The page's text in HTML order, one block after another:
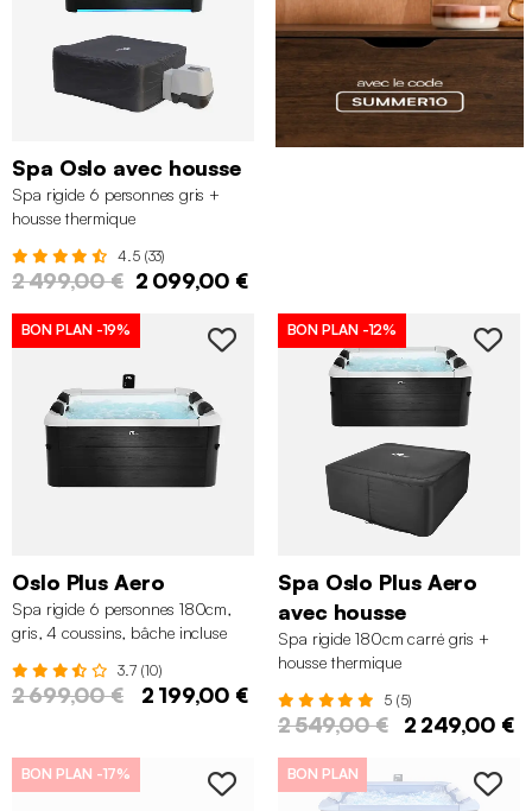
Spa Oslo avec housse
Spa rigide 6 personnes gris +
housse thermique
4.5 (33)
2 499,00 € 2 099,00 €
BON PLAN -19%
Oslo Plus Aero
Spa rigide 6 personnes 180cm,
gris, 4 coussins, bâche incluse
3.7 (10)
2 699,00 € 2 199,00 €
BON PLAN -12%
Spa Oslo Plus Aero
avec housse
Spa rigide 180cm carré gris +
housse thermique
5 (5)
2 549,00 € 2 249,00 €
BON PLAN -17% BON PLAN